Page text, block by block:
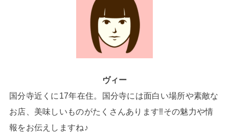
ヴィー
国分寺近くに17年在住。国分寺には面白い場所や素敵な
お店、美味しいものがたくさんあります‼その魅力や情
報をお伝えしますね♪